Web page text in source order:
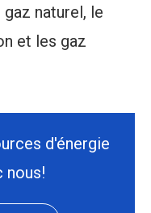
naturel, le
et les gaz
d'énergie
nous!